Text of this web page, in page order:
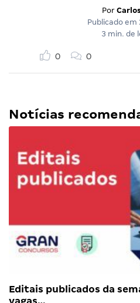
Por
Publicado em
3 min. de
0 0
Notícias
Editais publicados da